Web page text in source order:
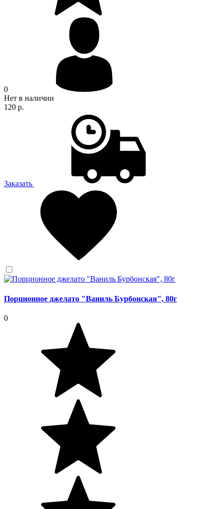
0
Нет в наличии
120 р.
Заказать
Порционное джелато "Ваниль Бурбонская", 80г
0